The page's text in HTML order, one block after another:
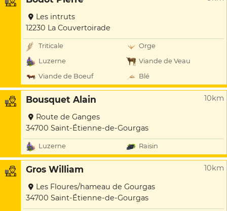
Les intruts
12230 La Couvertoirade
Triticale
Orge
Luzerne
Viande de Veau
Viande de Boeuf
Blé
Bousquet Alain 10km
Route de Ganges
34700 Saint-Étienne-de-Gourgas
Luzerne Raisin
Gros William 10km
Les Floures/hameau de Gourgas
34700 Saint-Étienne-de-Gourgas